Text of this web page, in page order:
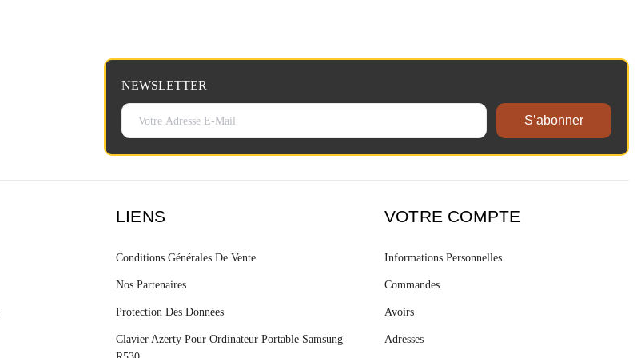
NEWSLETTER
S’abonner
LIENS
Conditions Générales De Vente
Nos Partenaires
Protection Des Données
Clavier Azerty Pour Ordinateur Portable Samsung
VOTRE COMPTE
Informations Personnelles
Commandes
Avoirs
Adresses